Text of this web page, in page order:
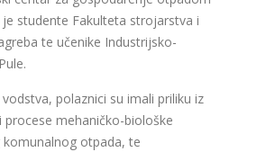
studente Fakulteta strojarstva i
te učenike Industrijsko-
polaznici su imali priliku iz
procese mehaničko-biološke
otpada, te